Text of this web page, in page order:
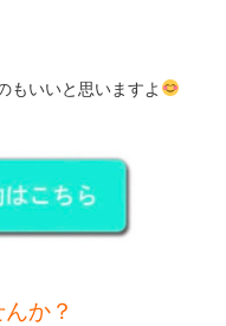
もいいと思いますよ
か？